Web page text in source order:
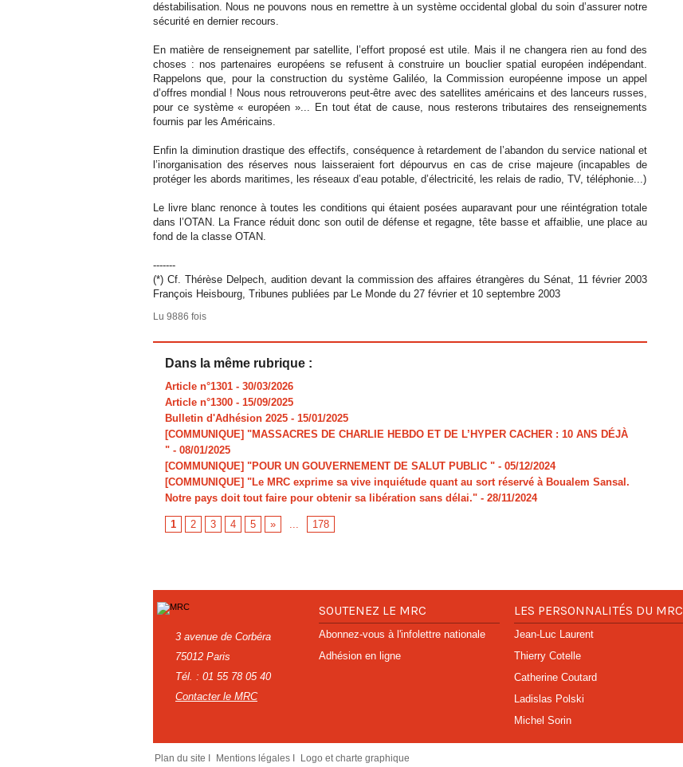
déstabilisation. Nous ne pouvons nous en remettre à un système occidental global du soin d’assurer notre
sécurité en dernier recours.
En matière de renseignement par satellite, l’effort proposé est utile. Mais il ne changera rien au fond des
choses : nos partenaires européens se refusent à construire un bouclier spatial européen indépendant.
Rappelons que, pour la construction du système Galiléo, la Commission européenne impose un appel
d’offres mondial ! Nous nous retrouverons peut-être avec des satellites américains et des lanceurs russes,
pour ce système « européen »... En tout état de cause, nous resterons tributaires des renseignements
fournis par les Américains.
Enfin la diminution drastique des effectifs, conséquence à retardement de l’abandon du service national et
l’inorganisation des réserves nous laisseraient fort dépourvus en cas de crise majeure (incapables de
protéger les abords maritimes, les réseaux d’eau potable, d’électricité, les relais de radio, TV, téléphonie...)
Le livre blanc renonce à toutes les conditions qui étaient posées auparavant pour une réintégration totale
dans l’OTAN. La France réduit donc son outil de défense et regagne, tête basse et affaiblie, une place au
fond de la classe OTAN.
-------
(*) Cf. Thérèse Delpech, audition devant la commission des affaires étrangères du Sénat, 11 février 2003
François Heisbourg, Tribunes publiées par Le Monde du 27 février et 10 septembre 2003
Lu 9886 fois
Dans la même rubrique :
Article n°1301 - 30/03/2026
Article n°1300 - 15/09/2025
Bulletin d'Adhésion 2025 - 15/01/2025
[COMMUNIQUE] "MASSACRES DE CHARLIE HEBDO ET DE L’HYPER CACHER : 10 ANS DÉJÀ
" - 08/01/2025
[COMMUNIQUE] "POUR UN GOUVERNEMENT DE SALUT PUBLIC " - 05/12/2024
[COMMUNIQUE] "Le MRC exprime sa vive inquiétude quant au sort réservé à Boualem Sansal.
Notre pays doit tout faire pour obtenir sa libération sans délai." - 28/11/2024
1 2 3 4 5 » ... 178
3 avenue de Corbéra
75012 Paris
Tél. : 01 55 78 05 40
Contacter le MRC
SOUTENEZ LE MRC
Abonnez-vous à l'infolettre nationale
Adhésion en ligne
LES PERSONNALITÉS DU MRC
Jean-Luc Laurent
Thierry Cotelle
Catherine Coutard
Ladislas Polski
Michel Sorin
Plan du site I Mentions légales I Logo et charte graphique